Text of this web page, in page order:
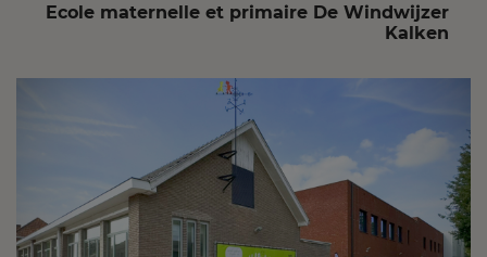
Ecole maternelle et primaire De Windwijzer
Kalken